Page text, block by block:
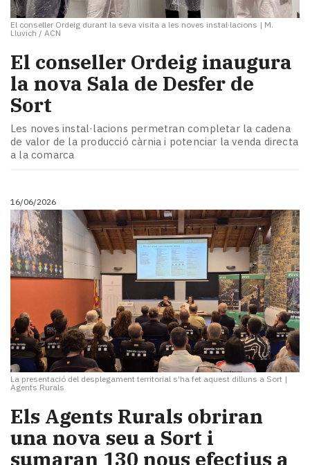
El conseller Ordeig durant la seva visita a les noves instal·lacions | M.
Lluvich / ACN
El conseller Ordeig inaugura
la nova Sala de Desfer de
Sort
Les noves instal·lacions permetran completar la cadena
de valor de la producció càrnia i potenciar la venda directa
a la comarca
16/06/2026
La presentació del desplegament territorial s'ha fet aquest dilluns a Sort |
Agents Rurals
​Els Agents Rurals obriran
una nova seu a Sort i
sumaran 130 nous efectius a